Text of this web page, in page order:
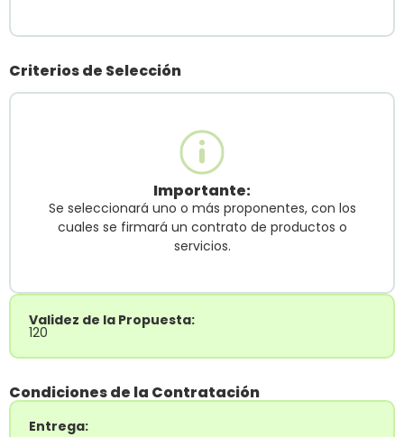
Criterios de Selección
Importante:
Se seleccionará uno o más proponentes, con los
cuales se firmará un contrato de productos o
servicios.
Validez de la Propuesta:
120
Condiciones de la Contratación
Entrega: